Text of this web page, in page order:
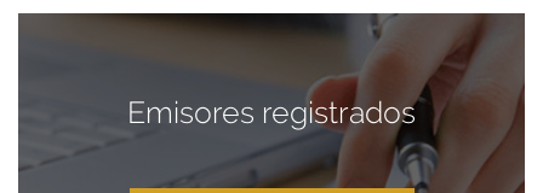
Emisores registrados